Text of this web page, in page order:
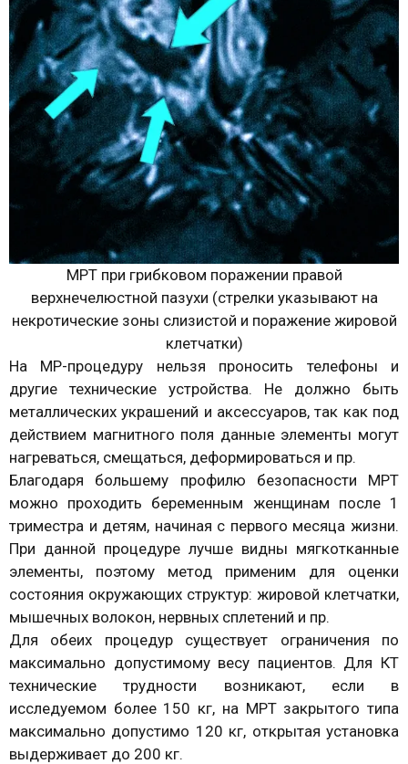
МРТ при грибковом поражении правой
верхнечелюстной пазухи (стрелки указывают на
некротические зоны слизистой и поражение жировой
клетчатки)
На МР-процедуру нельзя проносить телефоны и
другие технические устройства. Не должно быть
металлических украшений и аксессуаров, так как под
действием магнитного поля данные элементы могут
нагреваться, смещаться, деформироваться и пр.
Благодаря большему профилю безопасности МРТ
можно проходить беременным женщинам после 1
триместра и детям, начиная с первого месяца жизни.
При данной процедуре лучше видны мягкотканные
элементы, поэтому метод применим для оценки
состояния окружающих структур: жировой клетчатки,
мышечных волокон, нервных сплетений и пр.
Для обеих процедур существует ограничения по
максимально допустимому весу пациентов. Для КТ
технические трудности возникают, если в
исследуемом более 150 кг, на МРТ закрытого типа
максимально допустимо 120 кг, открытая установка
выдерживает до 200 кг.